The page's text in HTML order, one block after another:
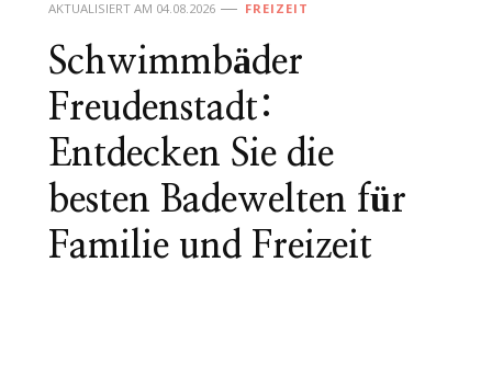
AKTUALISIERT AM 04.08.2026 FREIZEIT
Schwimmbäder
Freudenstadt:
Entdecken Sie die
besten Badewelten für
Familie und Freizeit